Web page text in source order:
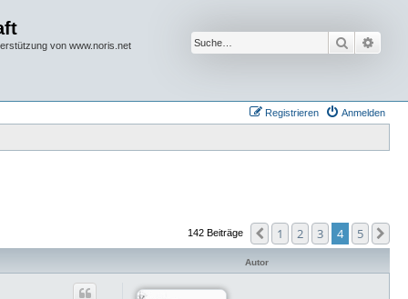
von www.noris.net Suche
Anmelden
Registrieren
142 Beiträge Vorherige
1 2 3 4 5
Autor